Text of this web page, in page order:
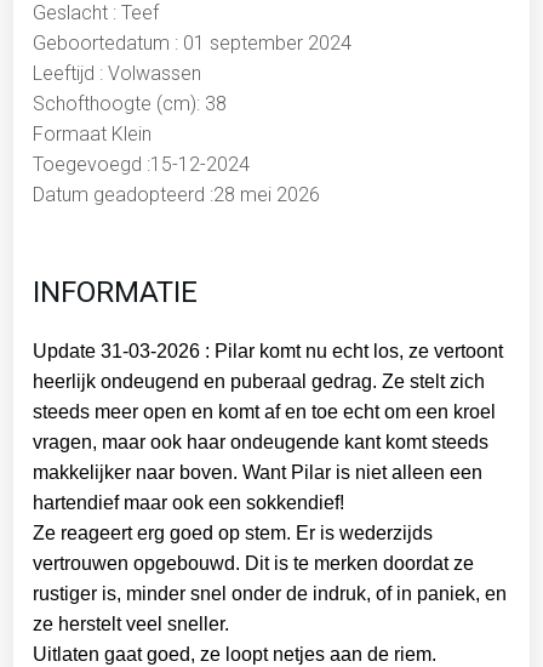
Geslacht : Teef
Geboortedatum : 01 september 2024
Leeftijd : Volwassen
Schofthoogte (cm): 38
Formaat Klein
Toegevoegd :15-12-2024
Datum geadopteerd :28 mei 2026
INFORMATIE
Update 31-03-2026 : Pilar komt nu echt los, ze vertoont
heerlijk ondeugend en puberaal gedrag. Ze stelt zich
steeds meer open en komt af en toe echt om een kroel
vragen, maar ook haar ondeugende kant komt steeds
makkelijker naar boven. Want Pilar is niet alleen een
hartendief maar ook een sokkendief!
Ze reageert erg goed op stem. Er is wederzijds
vertrouwen opgebouwd. Dit is te merken doordat ze
rustiger is, minder snel onder de indruk, of in paniek, en
ze herstelt veel sneller.
Uitlaten gaat goed, ze loopt netjes aan de riem.